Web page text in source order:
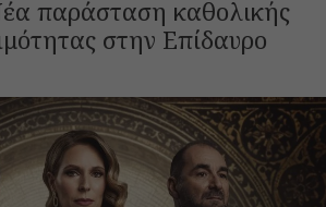
παράσταση καθολικής
στην Επίδαυρο